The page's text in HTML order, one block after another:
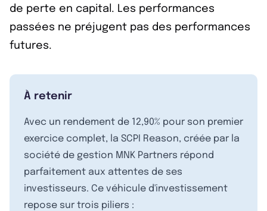
de perte en capital. Les performances
passées ne préjugent pas des performances
futures.
À retenir
Avec un rendement de 12,90% pour son premier
exercice complet, la SCPI Reason, créée par la
société de gestion MNK Partners répond
parfaitement aux attentes de ses
investisseurs. Ce véhicule d'investissement
repose sur trois piliers :